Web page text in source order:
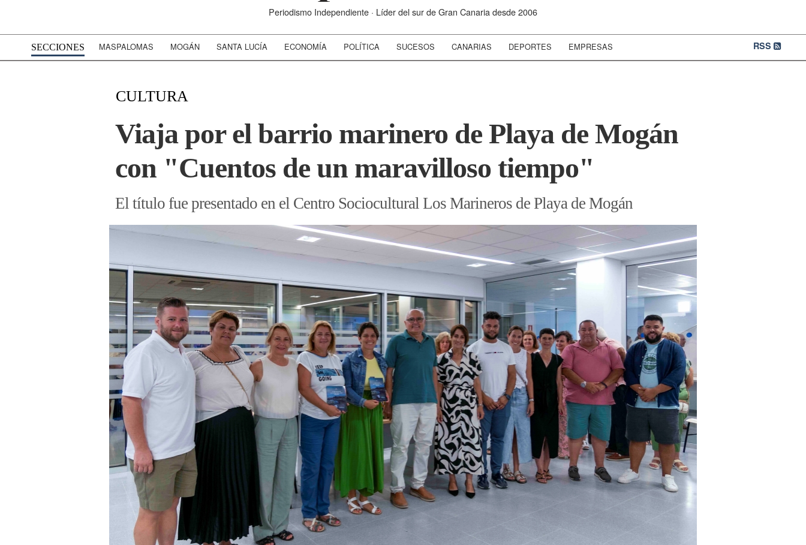
Periodismo Independiente · Líder del sur de Gran Canaria desde 2006
SECCIONES MASPALOMAS MOGÁN SANTA LUCÍA ECONOMÍA POLÍTICA SUCESOS CANARIAS DEPORTES EMPRESAS RSS
CULTURA
Viaja por el barrio marinero de Playa de Mogán
con "Cuentos de un maravilloso tiempo"
El título fue presentado en el Centro Sociocultural Los Marineros de Playa de Mogán